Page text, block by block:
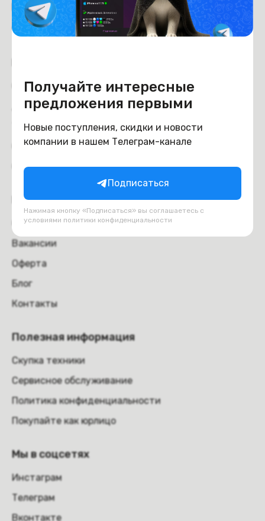
Получайте интересные
предложения первыми
Новые поступления, скидки и новости
компании в нашем Телеграм-канале
Подписаться
Нажимая кнопку «Подписаться» вы соглашаетесь с
условиями политики конфиденциальности
Рейтинг магазина:
4.6 из 5
Оплата
Доставка и самовывоз
Trade-in
Отзывы
Обмен и возврат
Компания
О компании
Вакансии
Оферта
Блог
Контакты
Полезная информация
Скупка техники
Сервисное обслуживание
Политика конфиденциальности
Покупайте как юрлицо
Мы в соцсетях
Инстаграм
Телеграм
Вконтакте